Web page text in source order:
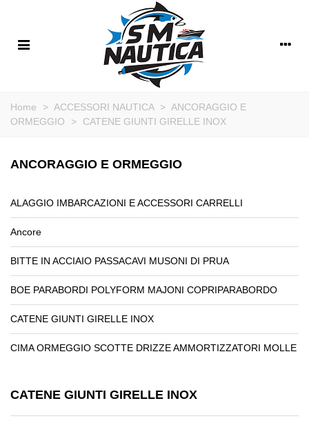
Home > ACCESSORI NAUTICA > ANCORAGGIO E
ORMEGGIO
> CATENE GIUNTI GIRELLE INOX
ANCORAGGIO E ORMEGGIO
ALAGGIO IMBARCAZIONI E ACCESSORI CARRELLI
Ancore
BITTE IN ACCIAIO PASSACAVI MUSONI DI PRUA
BOE PARABORDI POLYFORM MAJONI COPRIPARABORDO
CATENE GIUNTI GIRELLE INOX
CIMA ORMEGGIO SCOTTE DRIZZE AMMORTIZZATORI MOLLE
CATENE GIUNTI GIRELLE INOX